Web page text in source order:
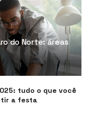
do Norte: áreas
tudo o que você
a festa